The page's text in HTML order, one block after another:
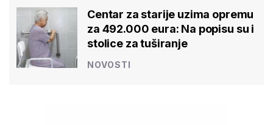
Centar za starije uzima opremu
za 492.000 eura: Na popisu su i
stolice za tuširanje
NOVOSTI